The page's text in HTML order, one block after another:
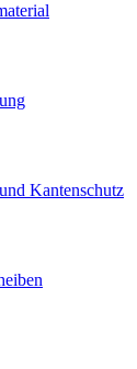
Kantenschutz